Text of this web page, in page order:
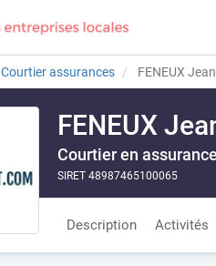
Courtier assurances FENEUX
FENEUX
Courtier en
SIRET 48987465100065
Description Activités